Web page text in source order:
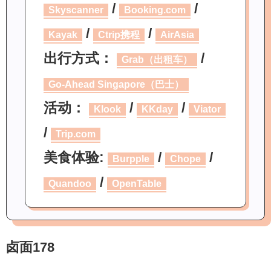
Skyscanner / Booking.com /
Kayak / Ctrip携程 / AirAsia
出行方式： Grab（出租车） /
Go-Ahead Singapore（巴士）
活动： Klook / KKday / Viator
/ Trip.com
美食体验: Burpple / Chope /
Quandoo / OpenTable
卤面178